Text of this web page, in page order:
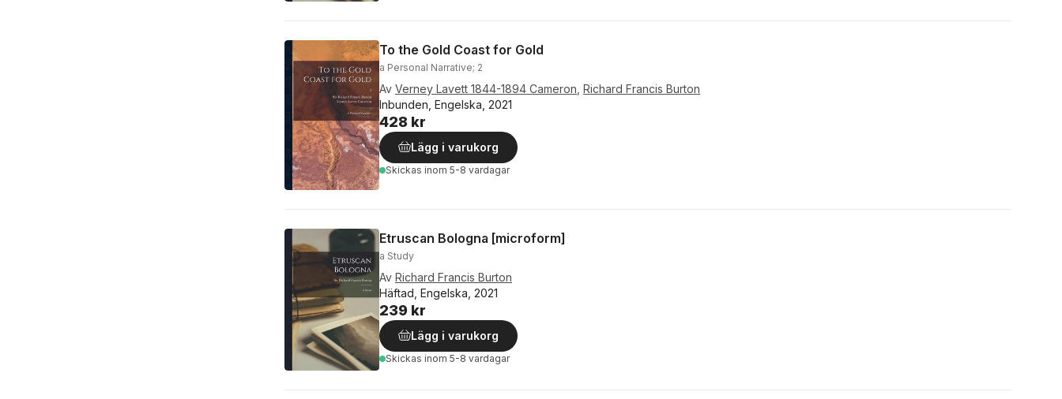
To the Gold Coast for Gold
a Personal Narrative; 2
Av Verney Lavett 1844-1894 Cameron Richard Francis Burton
Inbunden, Engelska, 2021
428 kr
Lägg i varukorg
Skickas inom 5-8 vardagar
Etruscan Bologna [microform]
a Study
Av Richard Francis Burton
Häftad, Engelska, 2021
239 kr
Lägg i varukorg
Skickas inom 5-8 vardagar